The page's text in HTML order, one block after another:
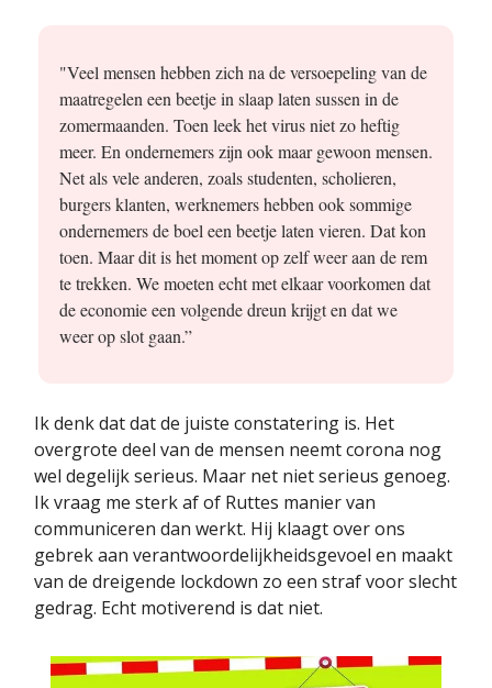
"Veel mensen hebben zich na de versoepeling van de
maatregelen een beetje in slaap laten sussen in de
zomermaanden. Toen leek het virus niet zo heftig
meer. En ondernemers zijn ook maar gewoon mensen.
Net als vele anderen, zoals studenten, scholieren,
burgers klanten, werknemers hebben ook sommige
ondernemers de boel een beetje laten vieren. Dat kon
toen. Maar dit is het moment op zelf weer aan de rem
te trekken. We moeten echt met elkaar voorkomen dat
de economie een volgende dreun krijgt en dat we
weer op slot gaan.”
Ik denk dat dat de juiste constatering is. Het
overgrote deel van de mensen neemt corona nog
wel degelijk serieus. Maar net niet serieus genoeg.
Ik vraag me sterk af of Ruttes manier van
communiceren dan werkt. Hij klaagt over ons
gebrek aan verantwoordelijkheidsgevoel en maakt
van de dreigende lockdown zo een straf voor slecht
gedrag. Echt motiverend is dat niet.